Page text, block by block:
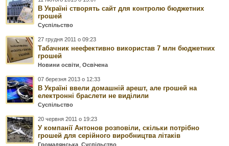
В Україні створять сайт для контролю бюджетних
грошей
Суспільство
27 грудня 2011 о 09:23
Табачник неефективно використав 7 млн бюджетних
грошей
Новини освіти ,Освічена
07 березня 2013 о 12:33
В Україні ввели домашній арешт, але грошей на
електронні браслети не виділили
Суспільство
20 червня 2011 о 19:23
У компанії Антонов розповіли, скільки потрібно
грошей для серійного виробництва літаків
Громадянська ,Суспільство